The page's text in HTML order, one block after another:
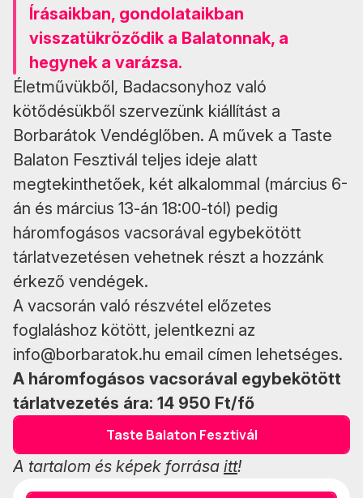
Írásaikban, gondolataikban
visszatükröződik a Balatonnak, a
hegynek a varázsa.
Életművükből, Badacsonyhoz való
kötődésükből szervezünk kiállítást a
Borbarátok Vendéglőben. A művek a Taste
Balaton Fesztivál teljes ideje alatt
megtekinthetőek, két alkalommal (március 6-
án és március 13-án 18:00-tól) pedig
háromfogásos vacsorával egybekötött
tárlatvezetésen vehetnek részt a hozzánk
érkező vendégek.
A vacsorán való részvétel előzetes
foglaláshoz kötött, jelentkezni az
info@borbaratok.hu email címen lehetséges.
A háromfogásos vacsorával egybekötött
tárlatvezetés ára: 14 950 Ft/fő
Taste Balaton Fesztivál
A tartalom és képek forrása itt!